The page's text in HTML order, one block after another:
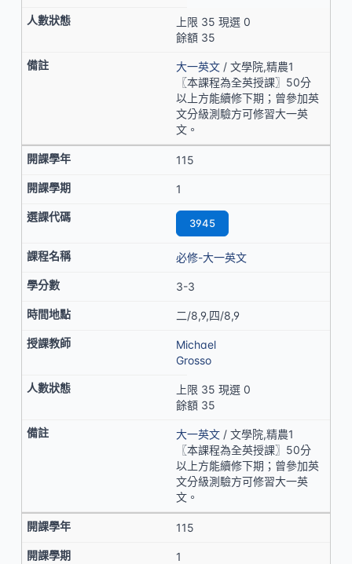
上限 35 現選 0
餘額 35
大一英文 / 文學院,精農1
〖本課程為全英授課〗50分
以上方能續修下期；曾參加英
文分級測驗方可修習大一英
文。
115
1
3945
必修-大一英文
3-3
二/8,9,四/8,9
Michael
Grosso
上限 35 現選 0
餘額 35
大一英文 / 文學院,精農1
〖本課程為全英授課〗50分
以上方能續修下期；曾參加英
文分級測驗方可修習大一英
文。
115
1